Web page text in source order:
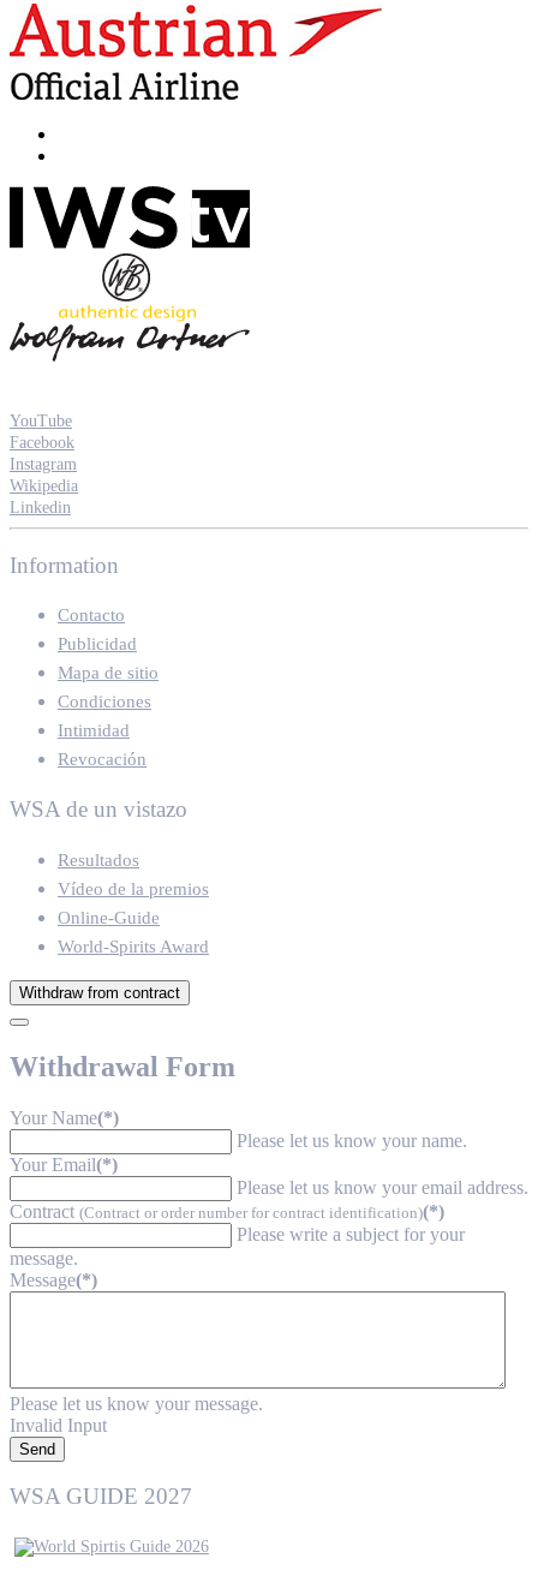
YouTube
Facebook
Instagram
Wikipedia
Linkedin
Information
Contacto
Publicidad
Mapa de sitio
Condiciones
Intimidad
Revocación
WSA de un vistazo
Resultados
Vídeo de la premios
Online-Guide
World-Spirits Award
Withdraw from contract
Withdrawal Form
Your Name(*)
Please let us know your name.
Your Email(*)
Please let us know your email address.
Contract (Contract or order number for contract identification)(*)
Please write a subject for your
message.
Message(*)
Please let us know your message.
Invalid Input
Send
WSA GUIDE 2027